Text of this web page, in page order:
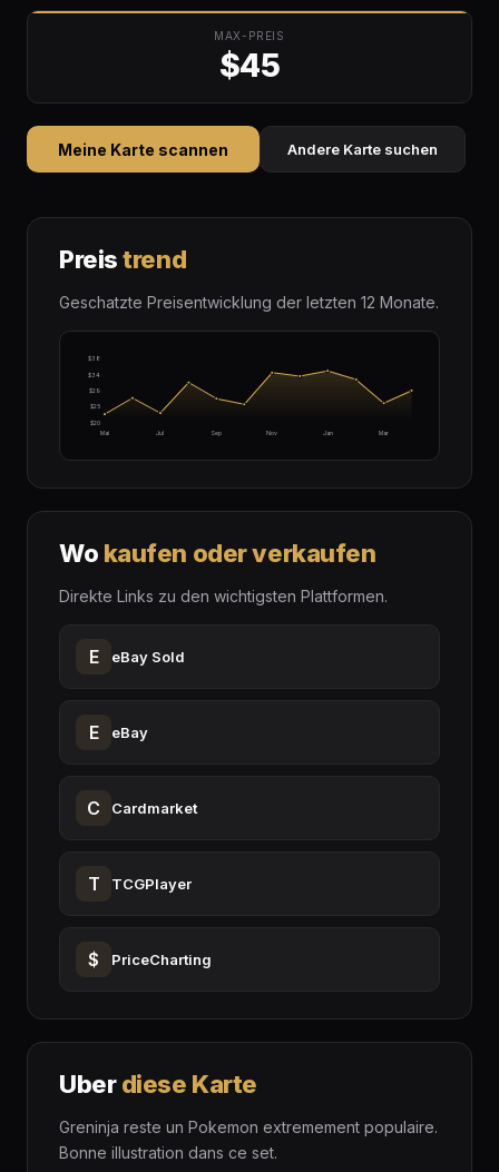
MAX-PREIS
$45
Meine Karte scannen Andere Karte suchen
Preistrend
Geschatzte Preisentwicklung der letzten 12 Monate.
$20
$25
$29
$34
$38
Mai Jul Sep Nov Jan Mar
Wo kaufen oder verkaufen
Direkte Links zu den wichtigsten Plattformen.
E eBay Sold
E eBay
C Cardmarket
T TCGPlayer
$ PriceCharting
Uberdiese Karte
Greninja reste un Pokemon extremement populaire.
Bonne illustration dans ce set.